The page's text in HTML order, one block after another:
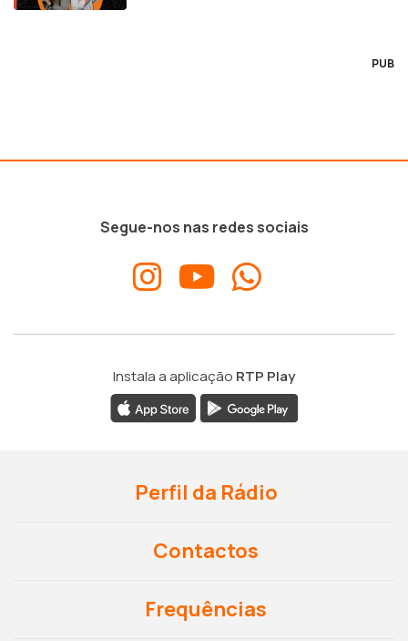
PUB
Segue-nos nas redes sociais
Instala a aplicação RTP Play
Perfil da Rádio
Contactos
Frequências